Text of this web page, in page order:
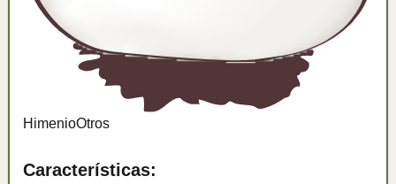
HimenioOtros
Características: